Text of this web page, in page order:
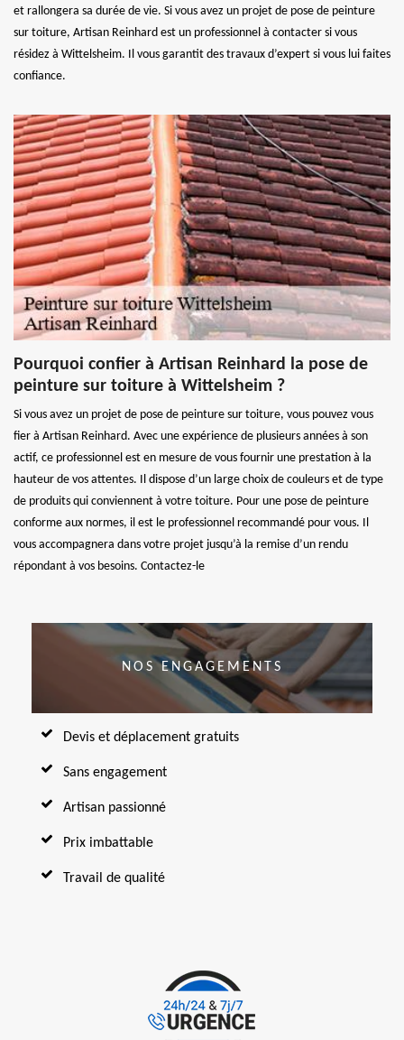
et rallongera sa durée de vie. Si vous avez un projet de pose de peinture
sur toiture, Artisan Reinhard est un professionnel à contacter si vous
résidez à Wittelsheim. Il vous garantit des travaux d’expert si vous lui faites
confiance.
Pourquoi confier à Artisan Reinhard la pose de
peinture sur toiture à Wittelsheim ?
Si vous avez un projet de pose de peinture sur toiture, vous pouvez vous
fier à Artisan Reinhard. Avec une expérience de plusieurs années à son
actif, ce professionnel est en mesure de vous fournir une prestation à la
hauteur de vos attentes. Il dispose d’un large choix de couleurs et de type
de produits qui conviennent à votre toiture. Pour une pose de peinture
conforme aux normes, il est le professionnel recommandé pour vous. Il
vous accompagnera dans votre projet jusqu’à la remise d’un rendu
répondant à vos besoins. Contactez-le
NOS ENGAGEMENTS
Devis et déplacement gratuits
Sans engagement
Artisan passionné
Prix imbattable
Travail de qualité